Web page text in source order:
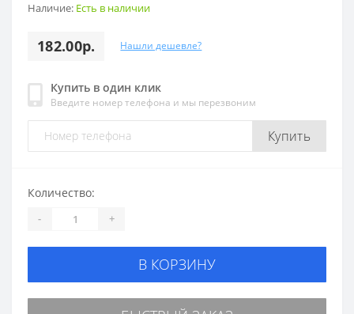
Наличие: Есть в наличии
182.00р. Нашли дешевле?
Купить в один клик
Введите номер телефона и мы перезвоним
Купить
Количество:
- +
В КОРЗИНУ